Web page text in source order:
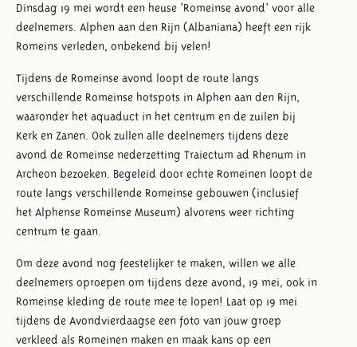
Dinsdag 19 mei wordt een heuse ‘Romeinse avond’ voor alle
deelnemers. Alphen aan den Rijn (Albaniana) heeft een rijk
Romeins verleden, onbekend bij velen!
Tijdens de Romeinse avond loopt de route langs
verschillende Romeinse hotspots in Alphen aan den Rijn,
waaronder het aquaduct in het centrum en de zuilen bij
Kerk en Zanen. Ook zullen alle deelnemers tijdens deze
avond de Romeinse nederzetting Traiectum ad Rhenum in
Archeon bezoeken. Begeleid door echte Romeinen loopt de
route langs verschillende Romeinse gebouwen (inclusief
het Alphense Romeinse Museum) alvorens weer richting
centrum te gaan.
Om deze avond nog feestelijker te maken, willen we alle
deelnemers oproepen om tijdens deze avond, 19 mei, ook in
Romeinse kleding de route mee te lopen! Laat op 19 mei
tijdens de Avondvierdaagse een foto van jouw groep
verkleed als Romeinen maken en maak kans op een